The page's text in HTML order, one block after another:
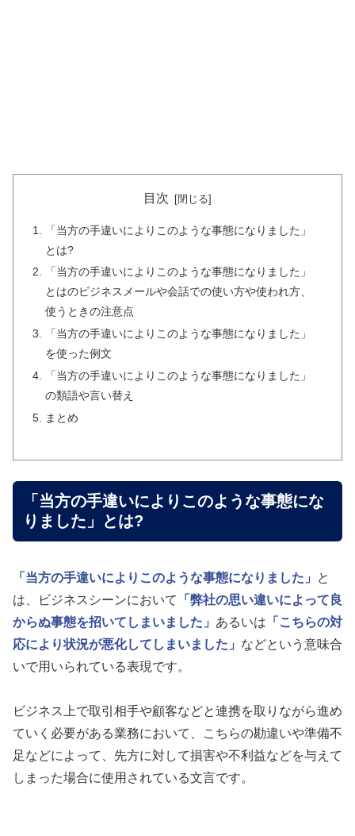
目次
「当方の手違いによりこのような事態になりました」
とは?
「当方の手違いによりこのような事態になりました」
とはのビジネスメールや会話での使い方や使われ方、
使うときの注意点
「当方の手違いによりこのような事態になりました」
を使った例文
「当方の手違いによりこのような事態になりました」
の類語や言い替え
まとめ
「当方の手違いによりこのような事態にな
りました」とは?
「当方の手違いによりこのような事態になりました」
と
は、ビジネスシーンにおいて
「弊社の思い違いによって良
からぬ事態を招いてしまいました」 あるいは 「こちらの対
応により状況が悪化してしまいました」 などという意味合
いで用いられている表現です。
ビジネス上で取引相手や顧客などと連携を取りながら進め
ていく必要がある業務において、こちらの勘違いや準備不
足などによって、先方に対して損害や不利益などを与えて
しまった場合に使用されている文言です。